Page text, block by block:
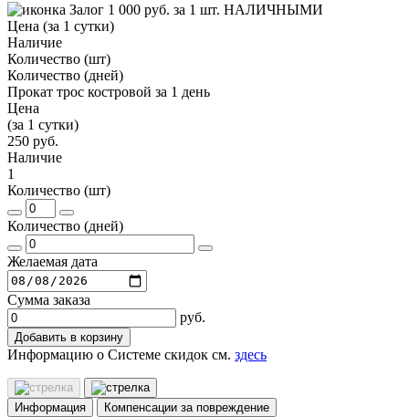
Залог 1 000 руб. за 1 шт. НАЛИЧНЫМИ
Цена (за 1 сутки)
Наличие
Количество (шт)
Количество (дней)
Прокат трос костровой за 1 день
Цена
(за 1 сутки)
250 руб.
Наличие
1
Количество (шт)
Количество (дней)
Желаемая дата
Сумма заказа
руб.
Добавить в корзину
Информацию о Системе скидок см. здесь
Информация Компенсации за повреждение